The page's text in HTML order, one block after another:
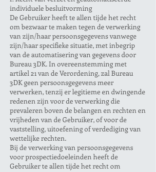
individuele besluitvorming
De Gebruiker heeft te allen tijde het recht
om bezwaar te maken tegen de verwerking
van zijn/haar persoonsgegevens vanwege
zijn/haar specifieke situatie, met inbegrip
van de automatisering van gegevens door
Bureau 3DK. In overeenstemming met
artikel 21 van de Verordening, zal Bureau
3DK geen persoonsgegevens meer
verwerken, tenzij er legitieme en dwingende
redenen zijn voor de verwerking die
prevaleren boven de belangen en rechten en
vrijheden van de Gebruiker, of voor de
vaststelling, uitoefening of verdediging van
wettelijke rechten.
Bij de verwerking van persoonsgegevens
voor prospectiedoeleinden heeft de
Gebruiker te allen tijde het recht om